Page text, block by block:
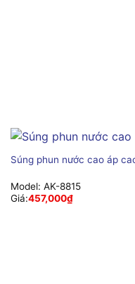
Súng phun nước cao áp
Model: AK-8815
Giá:457,000₫